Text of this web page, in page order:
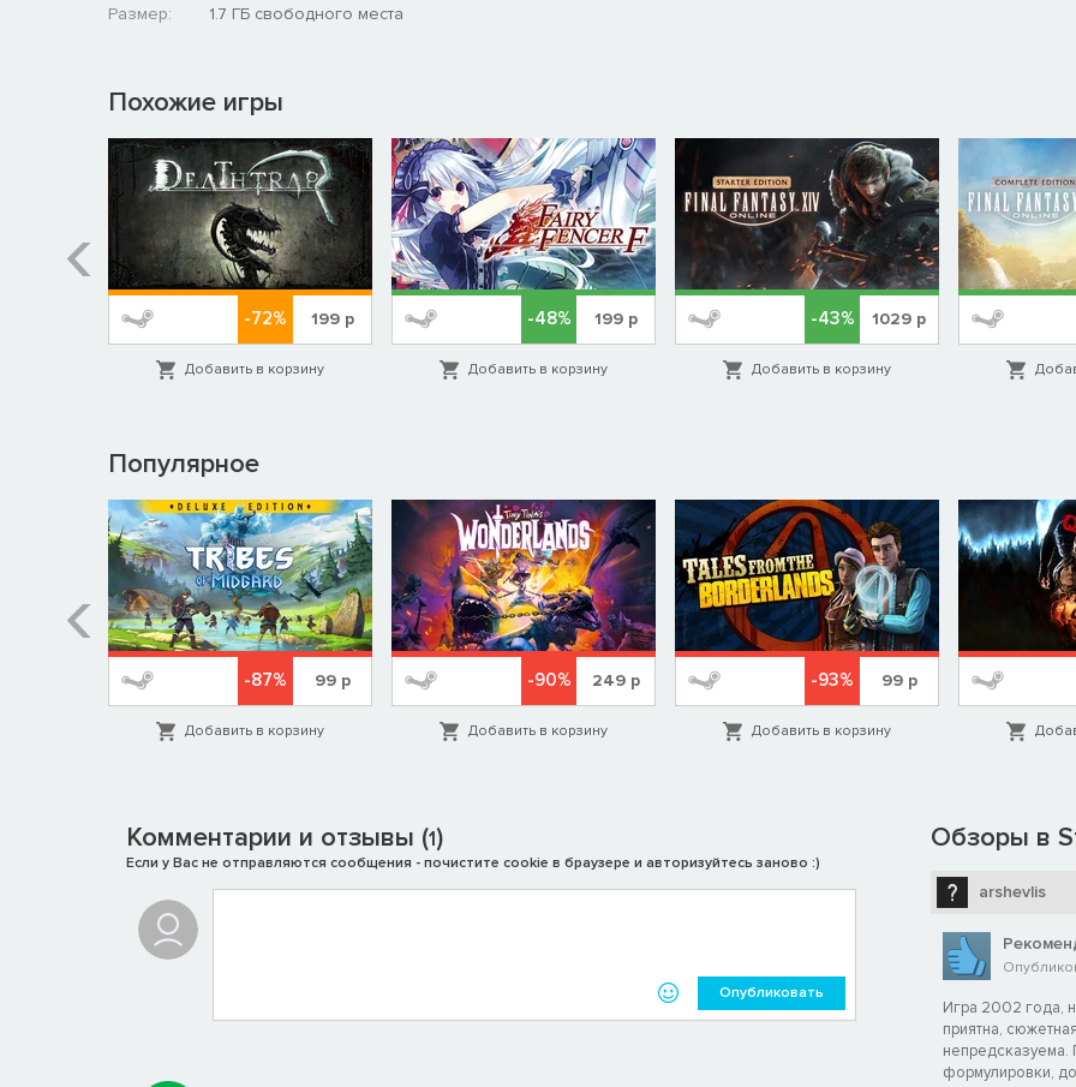
Размер:
1.7 ГБ свободного места
Похожие игры
-72% 199р
Добавить в корзину
-48% 199р
Добавить в корзину
-43% 1029 р
Добавить в корзину
Популярное
-87% 99р
Добавить в корзину
-90% 249р
Добавить в корзину
-93% 99р
Добавить в корзину
Комментарии и отзывы (1)
Если у Вас не отправляются сообщения - почистите cookie в браузере и авторизуйтесь заново :)
Опубликовать
Обзоры в
arshevlis
Игра 2002 года,
приятна,
непредсказуема.
формулировки,